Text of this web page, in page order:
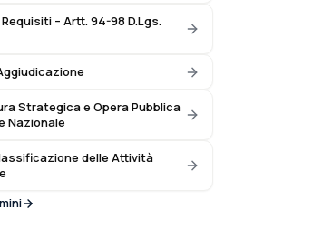
– Artt. 94-98 D.Lgs.
Strategica e Opera Pubblica
Nazionale
delle Attività